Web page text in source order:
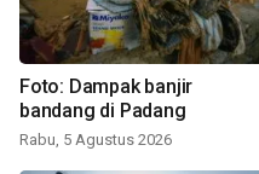
Foto: Dampak banjir
bandang di Padang
Rabu, 5 Agustus 2026